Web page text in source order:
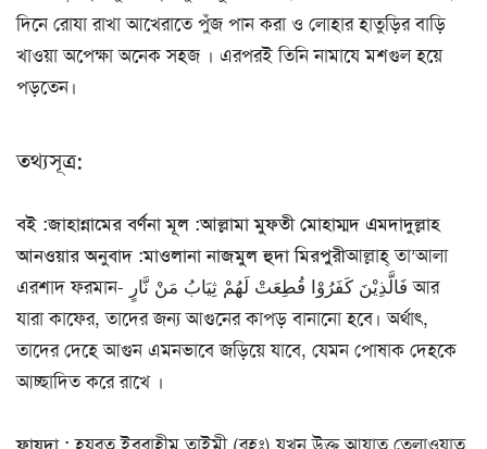
দিনে রোযা রাখা আখেরাতে পুঁজ পান করা ও লোহার হাতুড়ির বাড়ি
খাওয়া অপেক্ষা অনেক সহজ । এরপরই তিনি নামাযে মশগুল হয়ে
পড়তেন।
তথ্যসূত্র:
বই :জাহান্নামের বর্ণনা মূল :আল্লামা মুফতী মোহাম্মদ এমদাদুল্লাহ
আনওয়ার অনুবাদ :মাওলানা নাজমুল হুদা মিরপুরীআল্লাহ্ তা’আলা
এরশাদ ফরমান- فَالَّذِيْنَ كَفَرُوْا قُطِعَتْ لَهُمْ ثِيَابُ مَنْ نَّارٍ আর
যারা কাফের, তাদের জন্য আগুনের কাপড় বানানো হবে। অর্থাৎ,
তাদের দেহে আগুন এমনভাবে জড়িয়ে যাবে, যেমন পোষাক দেহকে
আচ্ছাদিত করে রাখে ।